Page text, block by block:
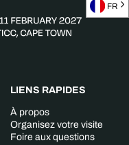
LIENS RAPIDES
À propos
Organisez votre visite
Foire aux questions
FR